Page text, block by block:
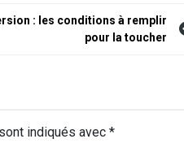
: les conditions à remplir
pour la toucher
indiqués avec *